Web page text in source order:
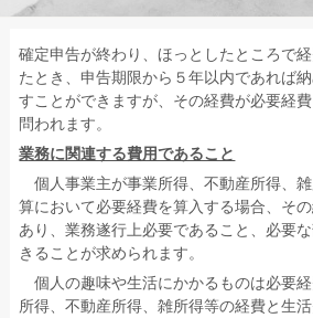
確定申告が終わり、ほっとしたところで
たとき、申告期限から５年以内であれば
すことができますが、その経費が必要経
問われます。
業務に関連する費用であること
個人事業主が事業所得、不動産所得、
算において必要経費を算入する場合、そ
あり、業務遂行上必要であること、必要
きることが求められます。
個人の趣味や生活にかかるものは必要
所得、不動産所得、雑所得等の経費と生